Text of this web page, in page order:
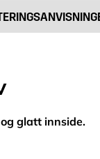
glatt innside.